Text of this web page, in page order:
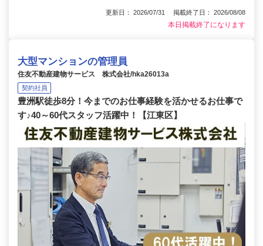
更新日： 2026/07/31 掲載終了日： 2026/08/08
本日掲載終了になります
大型マンションの管理員
住友不動産建物サービス 株式会社/hka26013a
契約社員
豊洲駅徒歩8分！今までのお仕事経験を活かせるお仕事で
す♪40～60代スタッフ活躍中！【江東区】